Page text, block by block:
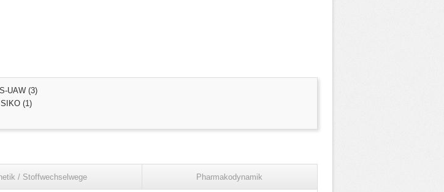
UAW (3)
(1)
/ Stoffwechselwege Pharmakodynamik